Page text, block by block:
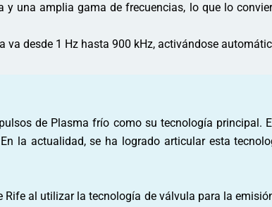
una amplia gama de frecuencias, lo que lo
desde 1 Hz hasta 900 kHz, activándose
de Plasma frío como su tecnología principal.
la actualidad, se ha logrado articular esta
al utilizar la tecnología de válvula para la